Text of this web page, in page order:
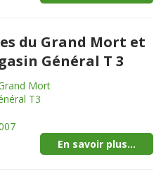
du Grand Mort et
Général T 3
Mort
T3
En savoir plus...